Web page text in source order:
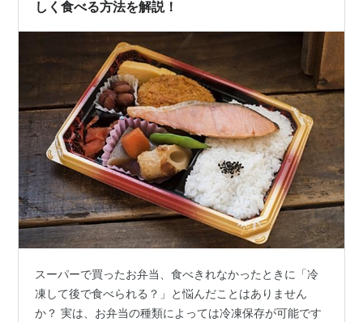
しく食べる方法を解説！
スーパーで買ったお弁当、食べきれなかったときに「冷
凍して後で食べられる？」と悩んだことはありません
か？ 実は、お弁当の種類によっては冷凍保存が可能です